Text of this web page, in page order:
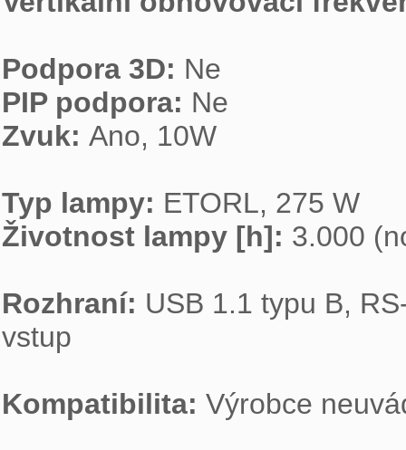
Podpora 3D:
PIP podpora:
Zvuk: Ano, 10W
Typ lampy:
Životnost lampy [h]: 3.000
Rozhraní: USB 1.1 typu B,
vstup
Kompatibilita: Výrobce